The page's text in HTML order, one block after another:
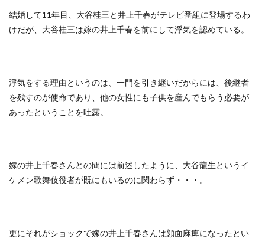
結婚して11年目、大谷桂三と井上千春がテレビ番組に登場するわ
けだが、大谷桂三は嫁の井上千春を前にして浮気を認めている。
浮気をする理由というのは、一門を引き継いだからには、後継者
を残すのが使命であり、他の女性にも子供を産んでもらう必要が
あったということを吐露。
嫁の井上千春さんとの間には前述したように、大谷龍生というイ
ケメン歌舞伎役者が既にもいるのに関わらず・・・。
更にそれがショックで嫁の井上千春さんは顔面麻痺になったとい